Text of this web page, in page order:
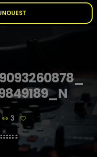
3